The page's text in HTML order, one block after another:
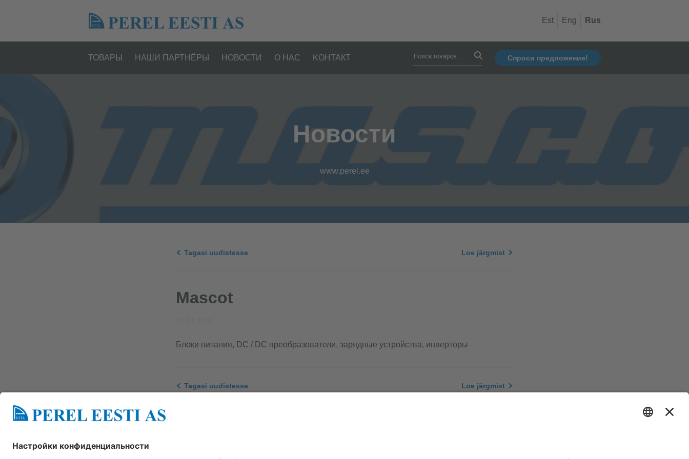
Est Eng Rus
ТОВАРЫ НАШИ ПАРТНËРЫ НОВОСТИ О НАС KОНТАКТ Спроси предложение!
Новости
www.perel.ee
Tagasi uudistesse Loe järgmist
Mascot
Блоки питания, DC / DC преобразователи, зарядные устройства, инверторы
Tagasi uudistesse Loe järgmist